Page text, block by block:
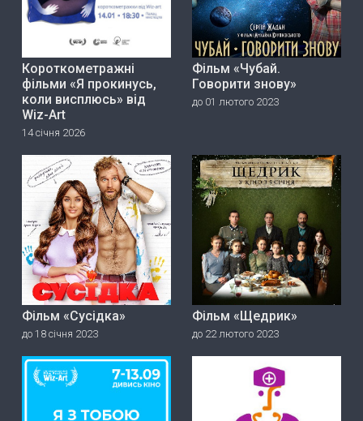
Короткометражні
фільми «Я прокинусь,
коли висплюсь» від
Wiz-Art
14 січня 2026
Фільм «Чубай.
Говорити знову»
до 01 лютого 2023
Фільм «Сусідка»
до 18 січня 2023
Фільм «Щедрик»
до 22 лютого 2023